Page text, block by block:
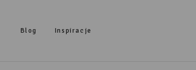
Blog Inspiracje